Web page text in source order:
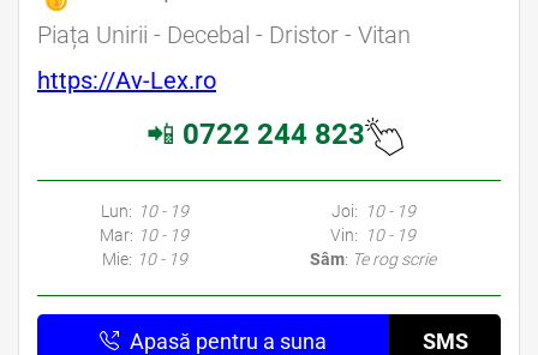
Piața Unirii - Decebal - Dristor - Vitan
https://Av-Lex.ro
📲 0722 244 823
Lun: 10 - 19
Mar: 10 - 19
Mie: 10 - 19
Joi:
10 - 19
Vin:
10 - 19
Sâm: Te rog scrie
Apasă pentru a suna SMS